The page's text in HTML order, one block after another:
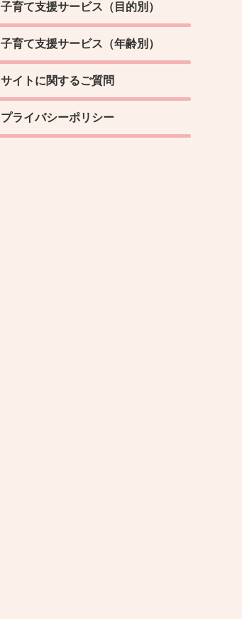
子育て支援サービス（目的別）
子育て支援サービス（年齢別）
サイトに関するご質問
プライバシーポリシー